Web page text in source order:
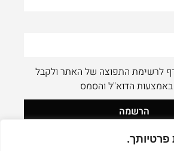
פרטיותך.
לרשימת התפוצה של האתר ולקבל
הדוא"ל והסמס
הרשמה